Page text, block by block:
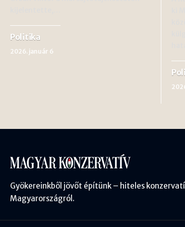
Politika
2026. január 6
Gyökereinkből jövőt építünk – hiteles
Magyarországról.